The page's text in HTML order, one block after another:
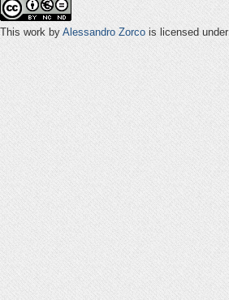
This work by Alessandro Zorco is licensed